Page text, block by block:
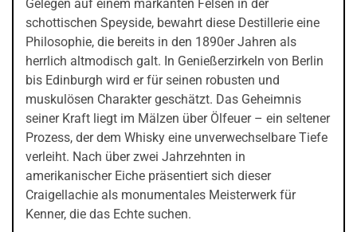
Gelegen auf einem markanten Felsen in der
schottischen Speyside, bewahrt diese Destillerie eine
Philosophie, die bereits in den 1890er Jahren als
herrlich altmodisch galt. In Genießerzirkeln von Berlin
bis Edinburgh wird er für seinen robusten und
muskulösen Charakter geschätzt. Das Geheimnis
seiner Kraft liegt im Mälzen über Ölfeuer – ein seltener
Prozess, der dem Whisky eine unverwechselbare Tiefe
verleiht. Nach über zwei Jahrzehnten in
amerikanischer Eiche präsentiert sich dieser
Craigellachie als monumentales Meisterwerk für
Kenner, die das Echte suchen.